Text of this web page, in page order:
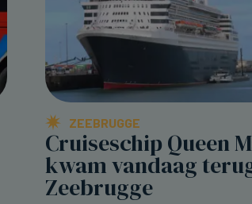
ZEEBRUGGE
Cruiseschip Queen
kwam vandaag
Zeebrugge